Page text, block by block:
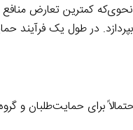
کمترین تعارض
در طول یک فرآیند
برای حمایت‌طلبان و